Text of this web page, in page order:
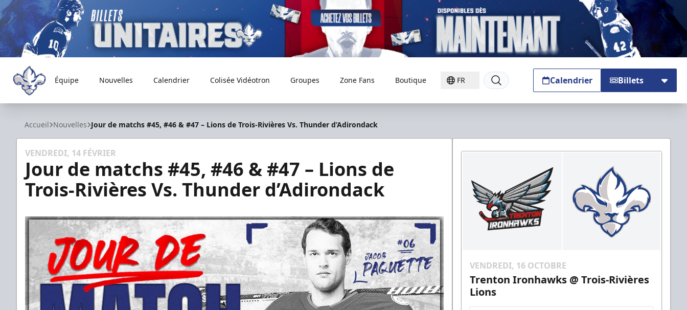
Trois-Rivières Lions
Équipe Nouvelles Calendrier Colisée Vidéotron Groupes Zone Fans Boutique FR Calendrier Billets
Accueil Nouvelles Jour de matchs #45, #46 & #47 – Lions de Trois-Rivières Vs. Thunder d’Adirondack
VENDREDI, 14 FÉVRIER
Jour de matchs #45, #46 & #47 – Lions de
Trois-Rivières Vs. Thunder d’Adirondack
VENDREDI, 16 OCTOBRE
Trenton Ironhawks @ Trois-Rivières
Lions